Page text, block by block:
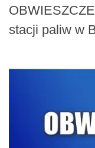
stacji paliw w